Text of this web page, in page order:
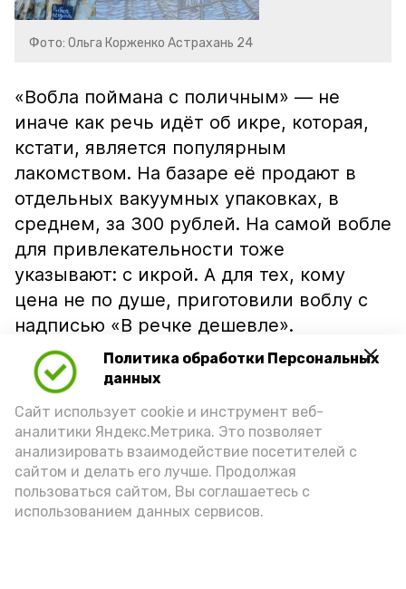
Политика обработки Персональных
данных
Сайт использует cookie и инструмент веб-
аналитики Яндекс.Метрика. Это позволяет
анализировать взаимодействие посетителей с
сайтом и делать его лучше. Продолжая
пользоваться сайтом, Вы соглашаетесь с
использованием данных сервисов.
Фото: Ольга Корженко Астрахань 24
«Вобла поймана с поличным» — не
иначе как речь идёт об икре, которая,
кстати, является популярным
лакомством. На базаре её продают в
отдельных вакуумных упаковках, в
среднем, за 300 рублей. На самой вобле
для привлекательности тоже
указывают: с икрой. А для тех, кому
цена не по душе, приготовили воблу с
надписью «В речке дешевле».